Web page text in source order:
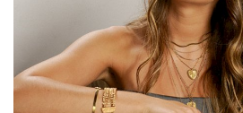
Estatuto Editorial
Saúde